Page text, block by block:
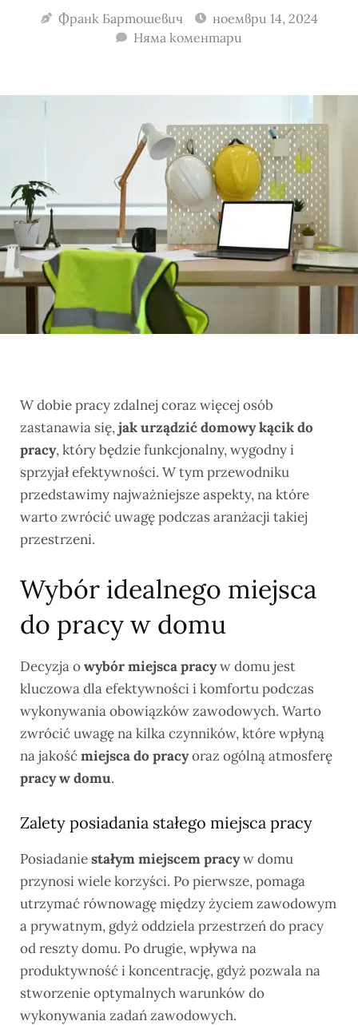
Франк Бартошевич
ноември 14, 2024
Няма коментари
W dobie pracy zdalnej coraz więcej osób
zastanawia się,jak urządzić domowy kącik do
pracy, który będzie funkcjonalny, wygodny i
sprzyjał efektywności. W tym przewodniku
przedstawimy najważniejsze aspekty, na które
warto zwrócić uwagę podczas aranżacji takiej
przestrzeni.
Wybór idealnego miejsca
do pracy w domu
Decyzja owybór miejsca pracyw domu jest
kluczowa dla efektywności i komfortu podczas
wykonywania obowiązków zawodowych. Warto
zwrócić uwagę na kilka czynników, które wpłyną
na jakośćmiejsca do pracyoraz ogólną atmosferę
pracy w domu.
Zalety posiadania stałego miejsca pracy
Posiadaniestałym miejscem pracyw domu
przynosi wiele korzyści. Po pierwsze, pomaga
utrzymać równowagę między życiem zawodowym
a prywatnym, gdyż oddziela przestrzeń do pracy
od reszty domu. Po drugie, wpływa na
produktywność i koncentrację, gdyż pozwala na
stworzenie optymalnych warunków do
wykonywania zadań zawodowych.